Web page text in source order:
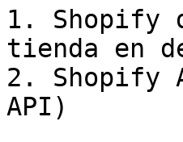
1. Shopify
tienda en
2. Shopify
API)